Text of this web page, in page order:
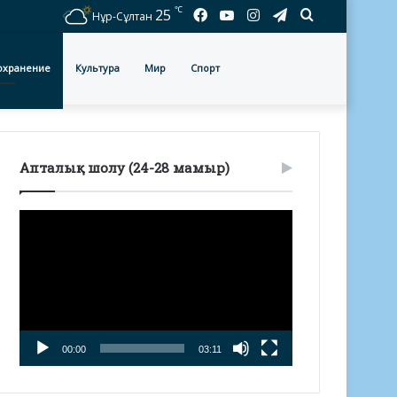
Іздеу
Telegram
Instagram
YouTube
Facebook
Нұр-Сұлтан 25 ℃
Культура Мир Спорт
Апталық шолу (24-28 мамыр)
00:00 03:11